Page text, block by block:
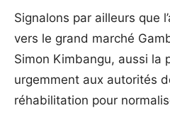
Signalons par ailleurs que
vers le grand marché
Simon Kimbangu, aussi la
urgemment aux autorités
réhabilitation pour